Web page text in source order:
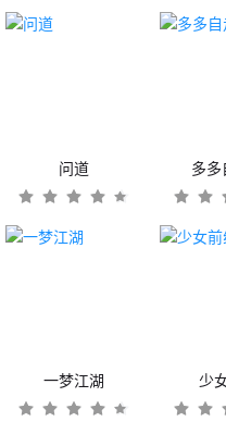
问道 多多
一梦江湖 少